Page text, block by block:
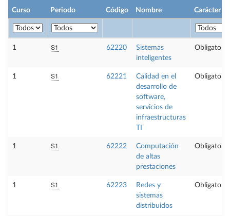
Curso Periodo Código Nombre Carácter
1 S1 62220
Sistemas
inteligentes
Obligatoria
1 S1 62221
Calidad en el
desarrollo de
software,
servicios de
infraestructuras
Obligatoria
1 S1 62222
Computación
de altas
prestaciones
Obligatoria
1 S1 62223
Redes y
sistemas
distribuidos
Obligatoria